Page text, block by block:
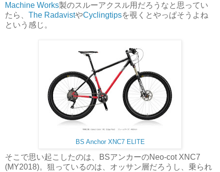
Machine Works製のスルーアクスル用だろうなと思ってい
たら、 The RadavistやCyclingtipsを覗くとやっぱそうよね
という感じ。
BS Anchor XNC7 ELITE
そこで思い起こしたのは、BSアンカーのNeo-cot XNC7
(MY2018)。狙っているのは、オッサン層だろうし、乗られ